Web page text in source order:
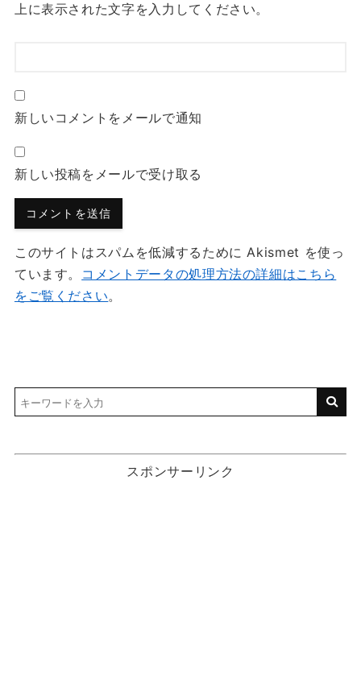
上に表示された文字を入力してください。
新しいコメントをメールで通知
新しい投稿をメールで受け取る
このサイトはスパムを低減するために Akismet を使っ
ています。 コメントデータの処理方法の詳細はこちら
をご覧ください。
スポンサーリンク